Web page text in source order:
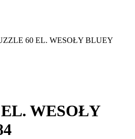
60 EL. WESOŁY BLUEY
WESOŁY